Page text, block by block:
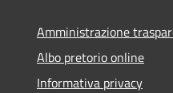
Amministrazione
Albo pretorio online
Informativa privacy